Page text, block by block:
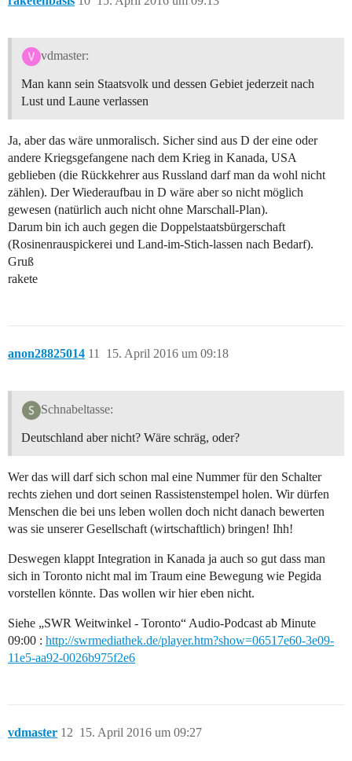
vdmaster:
Man kann sein Staatsvolk und dessen Gebiet jederzeit nach
Lust und Laune verlassen
Ja, aber das wäre unmoralisch. Sicher sind aus D der eine oder
andere Kriegsgefangene nach dem Krieg in Kanada, USA
geblieben (die Rückkehrer aus Russland darf man da wohl nicht
zählen). Der Wiederaufbau in D wäre aber so nicht möglich
gewesen (natürlich auch nicht ohne Marschall-Plan).
Darum bin ich auch gegen die Doppelstaatsbürgerschaft
(Rosinenrauspickerei und Land-im-Stich-lassen nach Bedarf).
Gruß
rakete
anon28825014 15. April 2016 um 09:18
11
Schnabeltasse:
Deutschland aber nicht? Wäre schräg, oder?
Wer das will darf sich schon mal eine Nummer für den Schalter
rechts ziehen und dort seinen Rassistenstempel holen. Wir dürfen
Menschen die bei uns leben wollen doch nicht danach bewerten
was sie unserer Gesellschaft (wirtschaftlich) bringen! Ihh!
Deswegen klappt Integration in Kanada ja auch so gut dass man
sich in Toronto nicht mal im Traum eine Bewegung wie Pegida
vorstellen könnte. Das wollen wir hier eben nicht.
Siehe „SWR Weitwinkel - Toronto“ Audio-Podcast ab Minute
09:00 : http://swrmediathek.de/player.htm?show=06517e60-3e09-
11e5-aa92-0026b975f2e6
vdmaster 15. April 2016 um 09:27
12